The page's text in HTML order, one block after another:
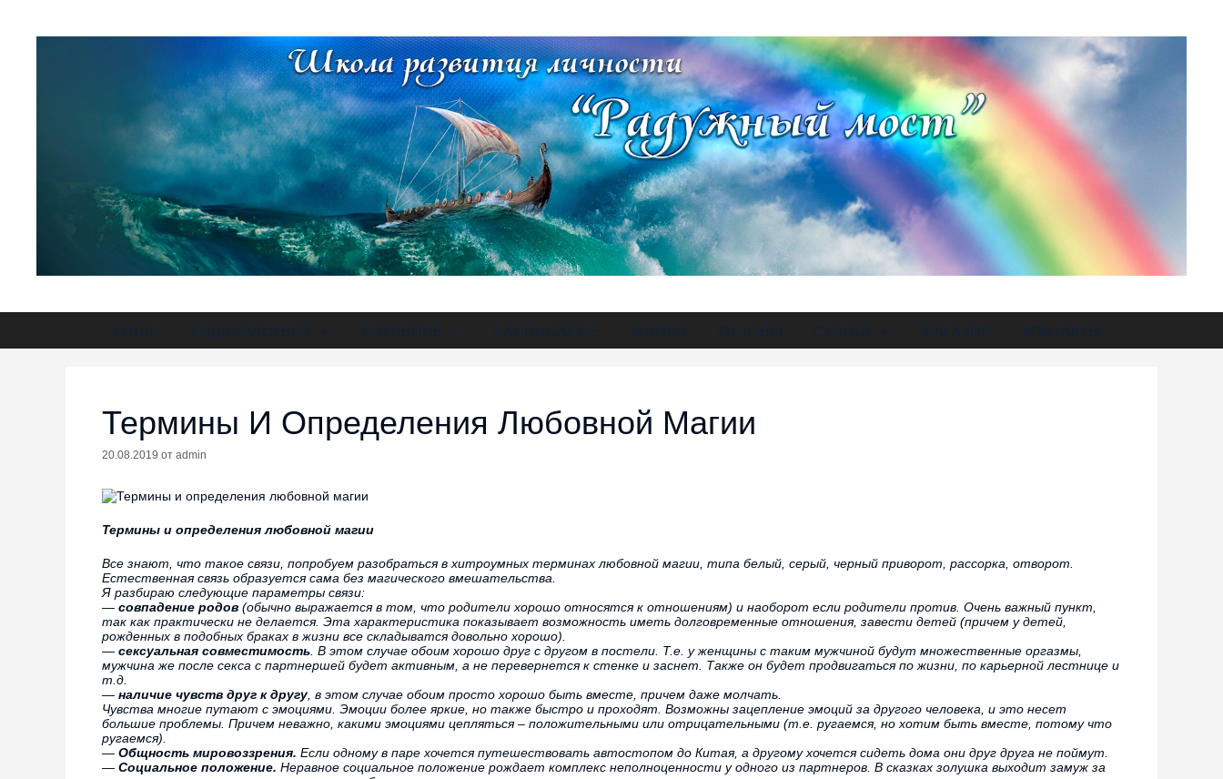
О НАС НАШИ МАСТЕРА ОБУЧЕНИЕ РАСПИСАНИЕ УСЛУГИ ОТЗЫВЫ СТАТЬИ МАГАЗИН КОНТАКТЫ
Термины И Определения Любовной Магии
20.08.2019 от admin
Термины и определения любовной магии
Все знают, что такое связи, попробуем разобраться в хитроумных терминах любовной магии, типа белый, серый, черный приворот, рассорка, отворот.
Естественная связь образуется сама без магического вмешательства.
Я разбираю следующие параметры связи:
— совпадение родов (обычно выражается в том, что родители хорошо относятся к отношениям) и наоборот если родители против. Очень важный пункт,
так как практически не делается. Эта характеристика показывает возможность иметь долговременные отношения, завести детей (причем у детей,
рожденных в подобных браках в жизни все складыватся довольно хорошо).
— сексуальная совместимость. В этом случае обоим хорошо друг с другом в постели. Т.е. у женщины с таким мужчиной будут множественные оргазмы,
мужчина же после секса с партнершей будет активным, а не перевернется к стенке и заснет. Также он будет продвигаться по жизни, по карьерной лестнице и
т.д.
— наличие чувств друг к другу, в этом случае обоим просто хорошо быть вместе, причем даже молчать.
Чувства многие путают с эмоциями. Эмоции более яркие, но также быстро и проходят. Возможны зацепление эмоций за другого человека, и это несет
большие проблемы. Причем неважно, какими эмоциями цепляться – положительными или отрицательными (т.е. ругаемся, но хотим быть вместе, потому что
ругаемся).
— Общность мировоззрения. Если одному в паре хочется путешествовать автостопом до Китая, а другому хочется сидеть дома они друг друга не поймут.
— Социальное положение. Неравное социальное положение рождает комплекс неполноценности у одного из партнеров. В сказках золушка выходит замуж за